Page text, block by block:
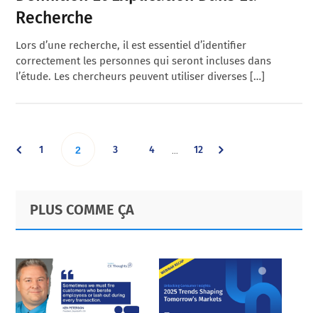
Recherche
Lors d’une recherche, il est essentiel d’identifier
correctement les personnes qui seront incluses dans
l’étude. Les chercheurs peuvent utiliser diverses […]
Go
page
1 Go
page
2 Go
page
3 Go
4
pagesGo
12
Primary
Sidebar
Footer
PLUS COMME ÇA